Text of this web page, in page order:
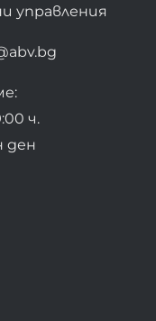
управления
ч.
ден